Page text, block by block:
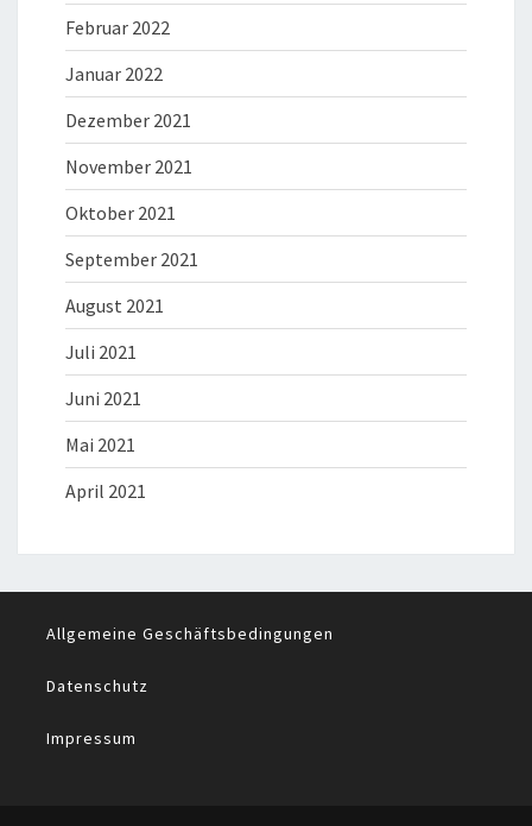
Februar 2022
Januar 2022
Dezember 2021
November 2021
Oktober 2021
September 2021
August 2021
Juli 2021
Juni 2021
Mai 2021
April 2021
Allgemeine Geschäftsbedingungen
Datenschutz
Impressum